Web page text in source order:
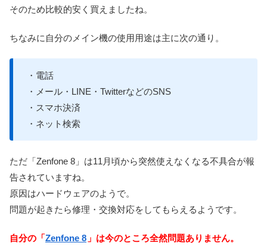
そのため比較的安く買えましたね。
ちなみに自分のメイン機の使用用途は主に次の通り。
・電話
・メール・LINE・TwitterなどのSNS
・スマホ決済
・ネット検索
ただ「Zenfone 8」は11月頃から突然使えなくなる不具合が報
告されていますね。
原因はハードウェアのようで。
問題が起きたら修理・交換対応をしてもらえるようです。
自分の「Zenfone 8 」は今のところ全然問題ありません。